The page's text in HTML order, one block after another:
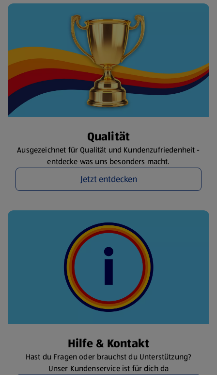
Qualität
Ausgezeichnet für Qualität und Kundenzufriedenheit -
entdecke was uns besonders macht.
Jetzt entdecken
Hilfe & Kontakt
Hast du Fragen oder brauchst du Unterstützung?
Unser Kundenservice ist für dich da